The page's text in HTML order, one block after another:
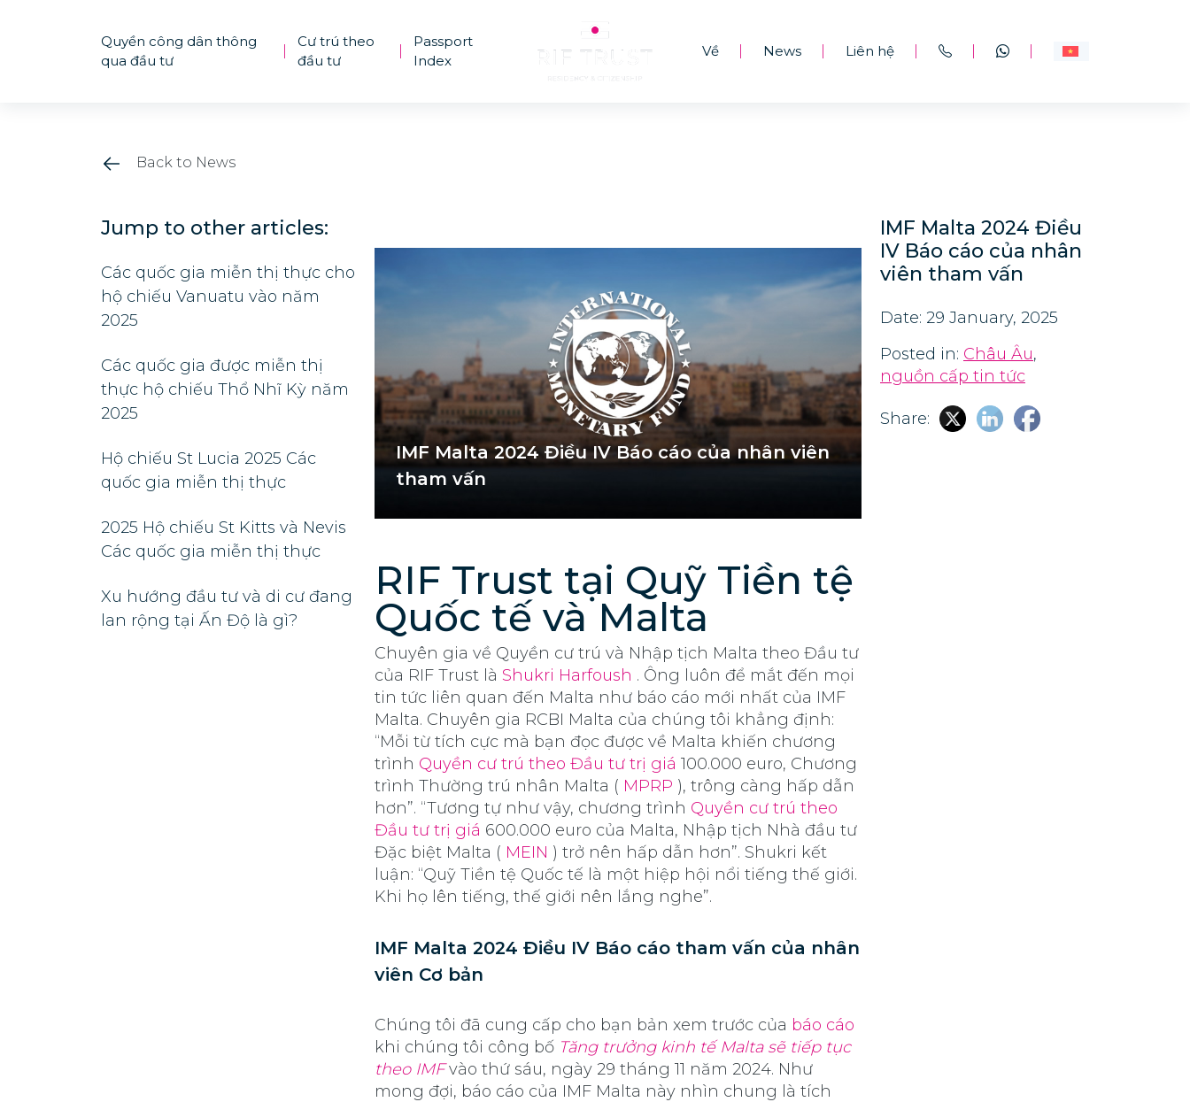
Quyền công dân thông
qua đầu tư
Cư trú theo
đầu tư
Passport
Index
Về News Liên hệ
Back to News
Jump to other articles:
Các quốc gia miễn thị thực cho
hộ chiếu Vanuatu vào năm
2025
Các quốc gia được miễn thị
thực hộ chiếu Thổ Nhĩ Kỳ năm
2025
Hộ chiếu St Lucia 2025 Các
quốc gia miễn thị thực
2025 Hộ chiếu St Kitts và Nevis
Các quốc gia miễn thị thực
Xu hướng đầu tư và di cư đang
lan rộng tại Ấn Độ là gì?
IMF Malta 2024 Điều IV Báo cáo của nhân viên
tham vấn
RIF Trust tại Quỹ Tiền tệ
Quốc tế và Malta
Chuyên gia về Quyền cư trú và Nhập tịch Malta theo Đầu tư
của RIF Trust là Shukri Harfoush . Ông luôn để mắt đến mọi
tin tức liên quan đến Malta như báo cáo mới nhất của IMF
Malta. Chuyên gia RCBI Malta của chúng tôi khẳng định:
“Mỗi từ tích cực mà bạn đọc được về Malta khiến chương
trình Quyền cư trú theo Đầu tư trị giá 100.000 euro, Chương
trình Thường trú nhân Malta ( MPRP ), trông càng hấp dẫn
hơn”. “Tương tự như vậy, chương trình Quyền cư trú theo
Đầu tư trị giá 600.000 euro của Malta, Nhập tịch Nhà đầu tư
Đặc biệt Malta ( MEIN ) trở nên hấp dẫn hơn”. Shukri kết
luận: “Quỹ Tiền tệ Quốc tế là một hiệp hội nổi tiếng thế giới.
Khi họ lên tiếng, thế giới nên lắng nghe”.
IMF Malta 2024 Điều IV Báo cáo tham vấn của nhân
viên Cơ bản
Chúng tôi đã cung cấp cho bạn bản xem trước của báo cáo
khi chúng tôi công bố Tăng trưởng kinh tế Malta sẽ tiếp tục
theo IMFvào thứ sáu, ngày 29 tháng 11 năm 2024. Như
mong đợi, báo cáo của IMF Malta này nhìn chung là tích
IMF Malta 2024 Điều
IV Báo cáo của nhân
viên tham vấn
Date: 29 January, 2025
Posted in: Châu Âu,
nguồn cấp tin tức
Share: